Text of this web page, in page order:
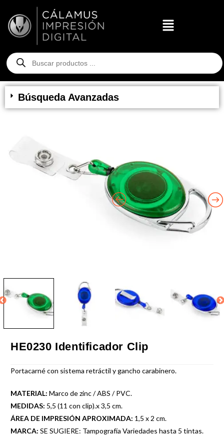
Búsqueda Avanzadas
HE0230 Identificador Clip
Portacarné con sistema retráctil y gancho carabinero.
MATERIAL: Marco de zinc / ABS / PVC.
MEDIDAS: 5,5 (11 con clip).x 3,5 cm.
ÁREA DE IMPRESIÓN APROXIMADA: 1,5 x 2 cm.
MARCA: SE SUGIERE: Tampografía Variedades hasta 5 tintas.